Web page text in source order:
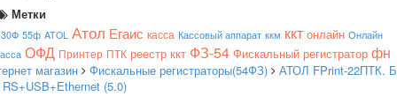
Метки
55ф ATOL Атол Егаис касса Кассовый аппарат ккм ккт онлайн Онлайн
ОФД Принтер ПТК реестр ккт ФЗ-54 Фискальный регистратор фн
магазин Фискальные регистраторы(54ФЗ)
АТОЛ FPrint-22ПТК.
(5.0)